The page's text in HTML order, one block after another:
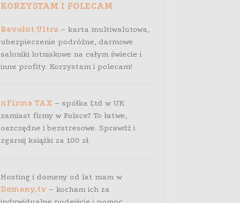
KORZYSTAM I POLECAM
Revolut Ultra– karta multiwalutowa,
ubezpieczenie podróżne, darmowe
saloniki lotniskowe na całym świecie i
inne profity. Korzystam i polecam!
nFirma TAX – spółka Ltd w UK
zamiast firmy w Polsce? To łatwe,
oszczędne i bezstresowe. Sprawdź i
zgarnij książki za 100 zł.
Hosting i domeny od lat mam w
Domeny.tv – kocham ich za